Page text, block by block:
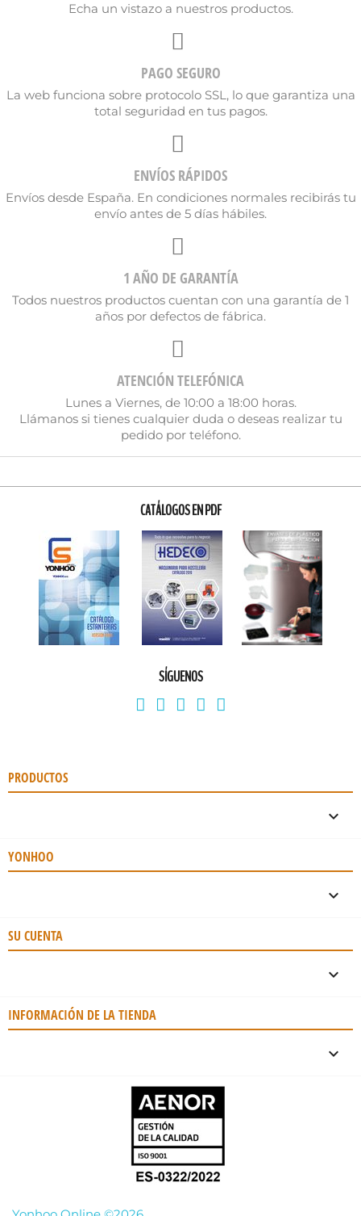
Echa un vistazo a nuestros productos.
PAGO SEGURO
La web funciona sobre protocolo SSL, lo que garantiza una
total seguridad en tus pagos.
ENVÍOS RÁPIDOS
Envíos desde España. En condiciones normales recibirás tu
envío antes de 5 días hábiles.
1 AÑO DE GARANTÍA
Todos nuestros productos cuentan con una garantía de 1
años por defectos de fábrica.
ATENCIÓN TELEFÓNICA
Lunes a Viernes, de 10:00 a 18:00 horas.
Llámanos si tienes cualquier duda o deseas realizar tu
pedido por teléfono.
CATÁLOGOS EN PDF
SÍGUENOS
PRODUCTOS

YONHOO

SU CUENTA

INFORMACIÓN DE LA TIENDA
keyboard_arrow_down
Crear lista de deseos ×